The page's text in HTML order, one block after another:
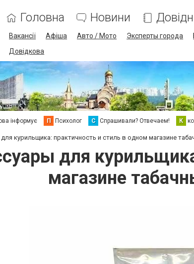
Головна Новини
Вакансії Афіша Авто / Мото Эксперты города
Довідкова
інформує П Психолог С Спрашивали? Отвечаем! К
курильщика: практичность и стиль в одном магазине
для
магазине